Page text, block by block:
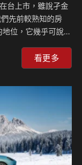
台上市，雖說孑金
先前較熟知的房
位，它幾乎可說是
的故事！
看更多